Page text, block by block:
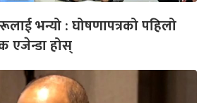
भन्यो : घोषणापत्रको पहिलो
एजेन्डा होस्